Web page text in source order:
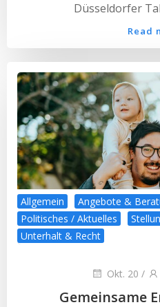
Düsseldorfer
Read
Allgemein Angebote &
Politisches / Aktuelles
Unterhalt & Recht
Okt. 20 /
Gemeinsame